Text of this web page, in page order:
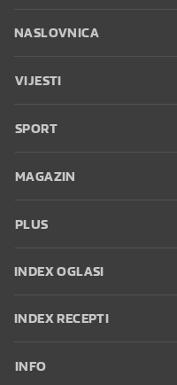
NASLOVNICA
VIJESTI
SPORT
MAGAZIN
PLUS
INDEX OGLASI
INDEX RECEPTI
INFO